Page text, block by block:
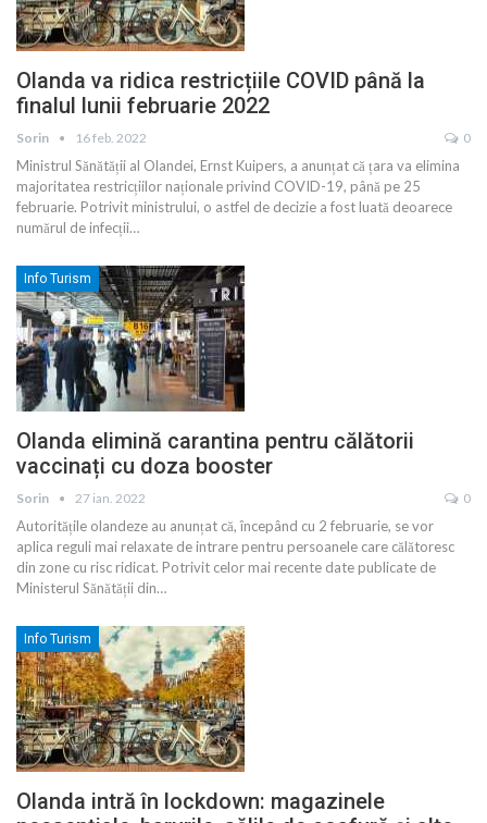
Olanda va ridica restricțiile COVID până la
finalul lunii februarie 2022
Sorin 16 feb. 2022 0
Ministrul Sănătății al Olandei, Ernst Kuipers, a anunțat că țara va elimina
majoritatea restricțiilor naționale privind COVID-19, până pe 25
februarie. Potrivit ministrului, o astfel de decizie a fost luată deoarece
numărul de infecții…
Info Turism
Olanda elimină carantina pentru călătorii
vaccinați cu doza booster
Sorin 27 ian. 2022 0
Autoritățile olandeze au anunțat că, începând cu 2 februarie, se vor
aplica reguli mai relaxate de intrare pentru persoanele care călătoresc
din zone cu risc ridicat. Potrivit celor mai recente date publicate de
Ministerul Sănătății din…
Info Turism
Olanda intră în lockdown: magazinele